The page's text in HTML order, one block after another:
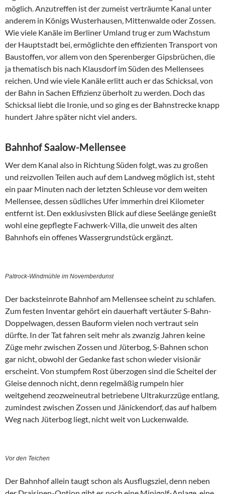
möglich. Anzutreffen ist der zumeist verträumte Kanal unter
anderem in Königs Wusterhausen, Mittenwalde oder Zossen.
Wie viele Kanäle im Berliner Umland trug er zum Wachstum
der Hauptstadt bei, ermöglichte den effizienten Transport von
Baustoffen, vor allem von den Sperenberger Gipsbrüchen, die
ja thematisch bis nach Klausdorf im Süden des Mellensees
reichen. Und wie viele Kanäle erlitt auch er das Schicksal, von
der Bahn in Sachen Effizienz überholt zu werden. Doch das
Schicksal liebt die Ironie, und so ging es der Bahnstrecke knapp
hundert Jahre später nicht viel anders.
Bahnhof Saalow-Mellensee
Wer dem Kanal also in Richtung Süden folgt, was zu großen
und reizvollen Teilen auch auf dem Landweg möglich ist, steht
ein paar Minuten nach der letzten Schleuse vor dem weiten
Mellensee, dessen südliches Ufer immerhin drei Kilometer
entfernt ist. Den exklusivsten Blick auf diese Seelänge genießt
wohl eine gepflegte Fachwerk-Villa, die unweit des alten
Bahnhofs ein offenes Wassergrundstück ergänzt.
Paltrock-Windmühle im Novemberdunst
Der backsteinrote Bahnhof am Mellensee scheint zu schlafen.
Zum festen Inventar gehört ein dauerhaft vertäuter S-Bahn-
Doppelwagen, dessen Bauform vielen noch vertraut sein
dürfte. In der Tat fahren seit mehr als zwanzig Jahren keine
Züge mehr zwischen Zossen und Jüterbog, S-Bahnen schon
gar nicht, obwohl der Gedanke fast schon wieder visionär
erscheint. Von stumpfem Rost überzogen sind die Scheitel der
Gleise dennoch nicht, denn regelmäßig rumpeln hier
weitgehend zeozweineutral betriebene Ultrakurzzüge entlang,
zumindest zwischen Zossen und Jänickendorf, das auf halbem
Weg nach Jüterbog liegt, nicht weit von Luckenwalde.
Vor den Teichen
Der Bahnhof allein taugt schon als Ausflugsziel, denn neben